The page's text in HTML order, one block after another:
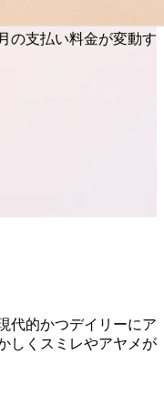
の支払い料金が変動す
代的かつデイリーにア
しくスミレやアヤメが